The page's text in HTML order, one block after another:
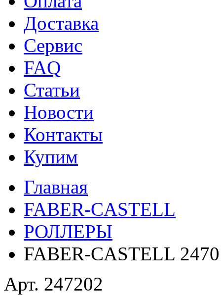
Доставка
Сервис
FAQ
Статьи
Новости
Контакты
Купим
Главная
FABER-CASTELL
РОЛЛЕРЫ
FABER-CASTELL
Арт. 247202